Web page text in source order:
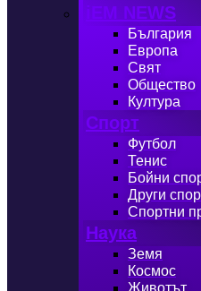
iEM NEWS
България
Европа
Свят
Общество
Култура
Спорт
Футбол
Тенис
Бойни
Други
Спортни
Наука
Земя
Космос
Животът